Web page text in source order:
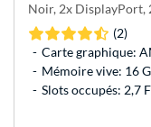
Noir, 2x DisplayPort,
(2)
Carte graphique:
Mémoire vive: 16
Slots occupés: 2,7